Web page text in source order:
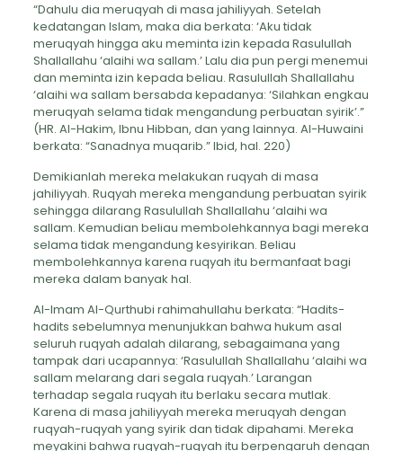
“Dahulu dia meruqyah di masa jahiliyyah. Setelah
kedatangan Islam, maka dia berkata: ‘Aku tidak
meruqyah hingga aku meminta izin kepada Rasulullah
Shallallahu ‘alaihi wa sallam.’ Lalu dia pun pergi menemui
dan meminta izin kepada beliau. Rasulullah Shallallahu
‘alaihi wa sallam bersabda kepadanya: ‘Silahkan engkau
meruqyah selama tidak mengandung perbuatan syirik’.”
(HR. Al-Hakim, Ibnu Hibban, dan yang lainnya. Al-Huwaini
berkata: “Sanadnya muqarib.” Ibid, hal. 220)
Demikianlah mereka melakukan ruqyah di masa
jahiliyyah. Ruqyah mereka mengandung perbuatan syirik
sehingga dilarang Rasulullah Shallallahu ‘alaihi wa
sallam. Kemudian beliau membolehkannya bagi mereka
selama tidak mengandung kesyirikan. Beliau
membolehkannya karena ruqyah itu bermanfaat bagi
mereka dalam banyak hal.
Al-Imam Al-Qurthubi rahimahullahu berkata: “Hadits-
hadits sebelumnya menunjukkan bahwa hukum asal
seluruh ruqyah adalah dilarang, sebagaimana yang
tampak dari ucapannya: ‘Rasulullah Shallallahu ‘alaihi wa
sallam melarang dari segala ruqyah.’ Larangan
terhadap segala ruqyah itu berlaku secara mutlak.
Karena di masa jahiliyyah mereka meruqyah dengan
ruqyah-ruqyah yang syirik dan tidak dipahami. Mereka
meyakini bahwa ruqyah-ruqyah itu berpengaruh dengan